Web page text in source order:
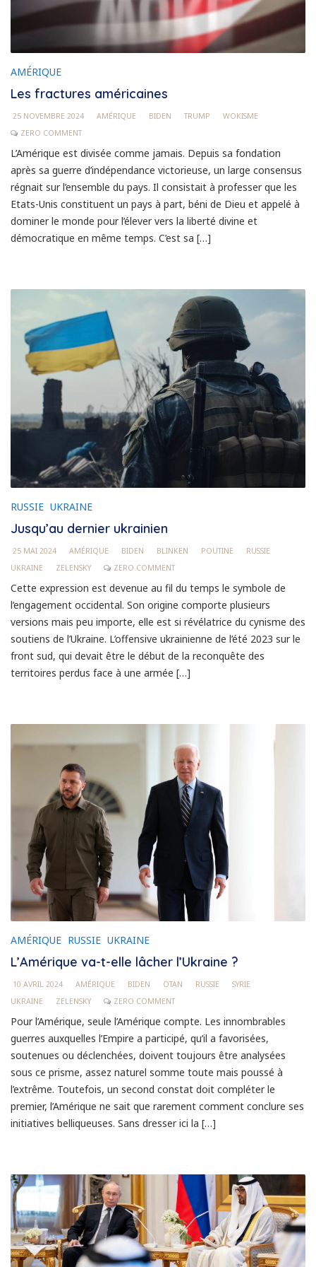
AMÉRIQUE
Les fractures américaines
25 NOVEMBRE 2024 AMÉRIQUE BIDEN TRUMP
WOKISME
ZERO COMMENT
L’Amérique est divisée comme jamais. Depuis sa fondation
après sa guerre d’indépendance victorieuse, un large consensus
régnait sur l’ensemble du pays. Il consistait à professer que les
Etats-Unis constituent un pays à part, béni de Dieu et appelé à
dominer le monde pour l’élever vers la liberté divine et
démocratique en même temps. C’est sa […]
RUSSIE UKRAINE
Jusqu’au dernier ukrainien
25 MAI 2024 AMÉRIQUE BIDEN BLINKEN POUTINE
RUSSIE
UKRAINE
ZELENSKY ZERO COMMENT
Cette expression est devenue au fil du temps le symbole de
l’engagement occidental. Son origine comporte plusieurs
versions mais peu importe, elle est si révélatrice du cynisme des
soutiens de l’Ukraine. L’offensive ukrainienne de l’été 2023 sur le
front sud, qui devait être le début de la reconquête des
territoires perdus face à une armée […]
AMÉRIQUE RUSSIE UKRAINE
L’Amérique va-t-elle lâcher l’Ukraine ?
10 AVRIL 2024 AMÉRIQUE BIDEN OTAN RUSSIE
SYRIE
UKRAINE
ZELENSKY ZERO COMMENT
Pour l’Amérique, seule l’Amérique compte. Les innombrables
guerres auxquelles l’Empire a participé, qu’il a favorisées,
soutenues ou déclenchées, doivent toujours être analysées
sous ce prisme, assez naturel somme toute mais poussé à
l’extrême. Toutefois, un second constat doit compléter le
premier, l’Amérique ne sait que rarement comment conclure ses
initiatives belliqueuses. Sans dresser ici la […]